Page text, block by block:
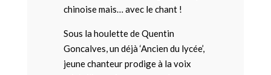
chinoise mais… avec le chant !
Sous la houlette de Quentin
Goncalves, un déjà ‘Ancien du lycée’,
jeune chanteur prodige à la voix